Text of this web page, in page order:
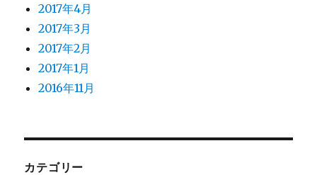
2017年4月
2017年3月
2017年2月
2017年1月
2016年11月
カテゴリー